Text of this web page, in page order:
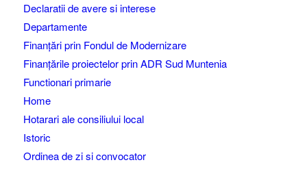
Declaratii de avere si interese
Departamente
Finanțări prin Fondul de Modernizare
Finanțările proiectelor prin ADR Sud Muntenia
Functionari primarie
Home
Hotarari ale consiliului local
Istoric
Ordinea de zi si convocator